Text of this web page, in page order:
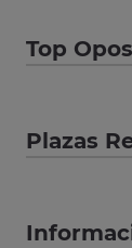
Top
Plazas